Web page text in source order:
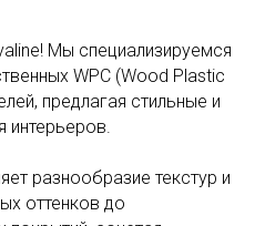
Мы специализируемся
WPC (Wood Plastic
предлагая стильные и
интерьеров.
разнообразие текстур и
оттенков до